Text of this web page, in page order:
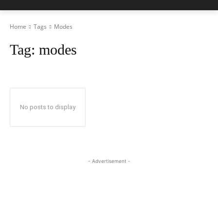
Home Tags Modes
Tag: modes
No posts to display
- Advertisement -